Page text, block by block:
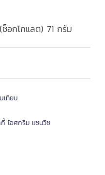
อกโกแลต) 71 กรัม
เทียบ
ไอศกรีม แซนวิช